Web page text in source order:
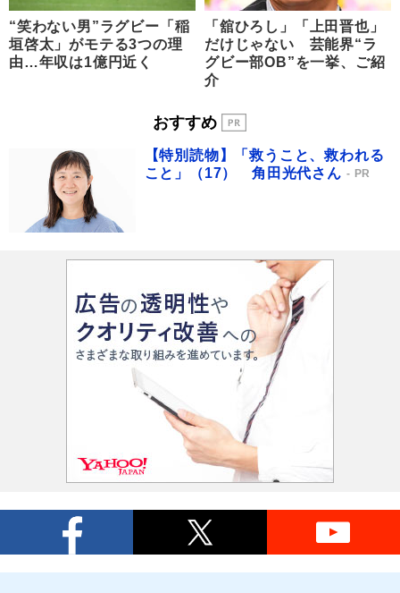
“笑わない男”ラグビー「稲
垣啓太」がモテる3つの理
由…年収は1億円近く
「舘ひろし」「上田晋也」
だけじゃない 芸能界“ラ
グビー部OB”を一挙、ご紹
介
おすすめ
【特別読物】「救うこと、救われる
こと」（17） 角田光代さん
PR